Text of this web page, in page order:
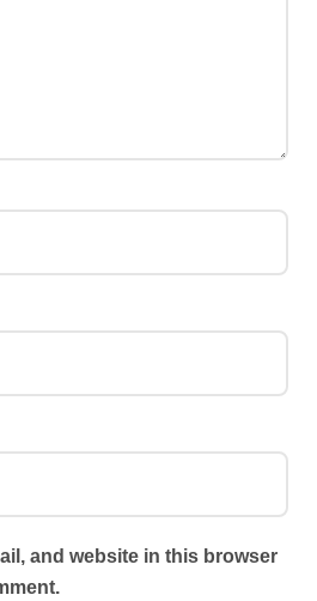
and website in this browser